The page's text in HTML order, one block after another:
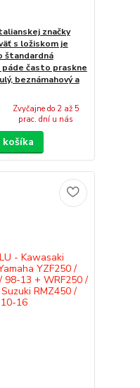
značky
s ložiskom je
štandardná
často praskne
beznámahový a
Zvyčajne do 2 až 5
prac. dní u nás